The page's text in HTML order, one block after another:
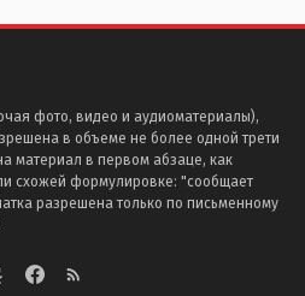
фото, видео и аудиоматериалы),
в объеме не более одной трети
материал в первом абзаце, как
схожей формулировке: "сообщает
разрешена только по письменному